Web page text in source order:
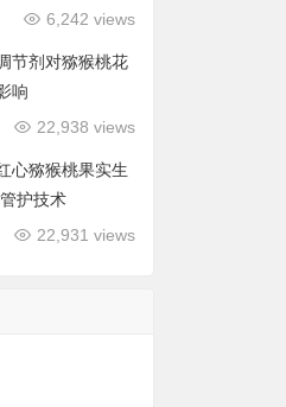
6,242 views
节剂对猕猴桃花
响
22,938 views
心猕猴桃果实生
护技术
22,931 views